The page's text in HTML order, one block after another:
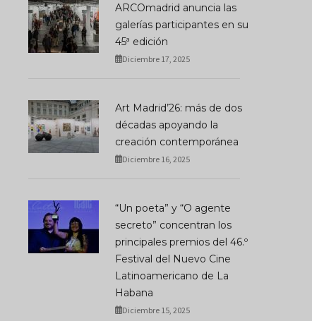
ARCOmadrid anuncia las
galerías participantes en su
45ª edición
Diciembre 17, 2025
Art Madrid’26: más de dos
décadas apoyando la
creación contemporánea
Diciembre 16, 2025
“Un poeta” y “O agente
secreto” concentran los
principales premios del 46.º
Festival del Nuevo Cine
Latinoamericano de La
Habana
Diciembre 15, 2025